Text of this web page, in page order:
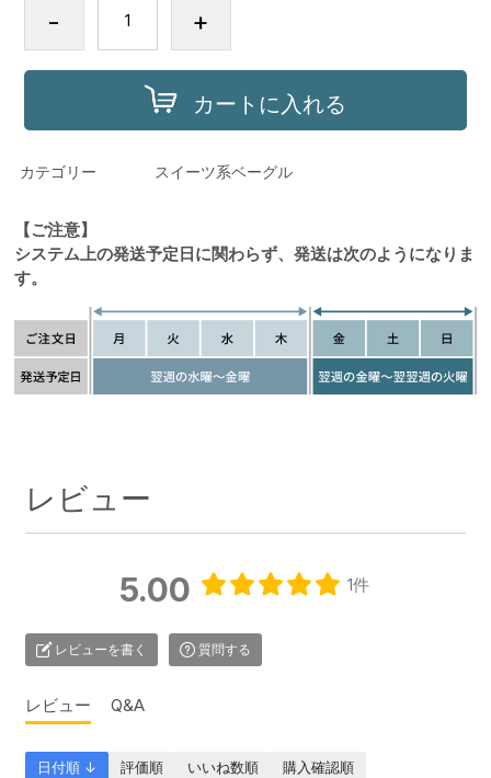
- +
カートに入れる
カテゴリー スイーツ系ベーグル
【ご注意】
システム上の発送予定日に関わらず、発送は次のようになりま
す。
レビュー
5.00 1件
レビューを書く 質問する
レビュー Q&A
日付順 ↓ 評価順 いいね数順
購入確認順